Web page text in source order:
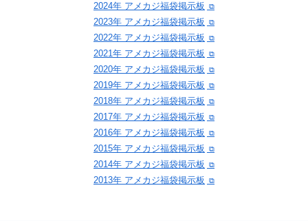
2024年 アメカジ福袋掲示板
2023年 アメカジ福袋掲示板
2022年 アメカジ福袋掲示板
2021年 アメカジ福袋掲示板
2020年 アメカジ福袋掲示板
2019年 アメカジ福袋掲示板
2018年 アメカジ福袋掲示板
2017年 アメカジ福袋掲示板
2016年 アメカジ福袋掲示板
2015年 アメカジ福袋掲示板
2014年 アメカジ福袋掲示板
2013年 アメカジ福袋掲示板